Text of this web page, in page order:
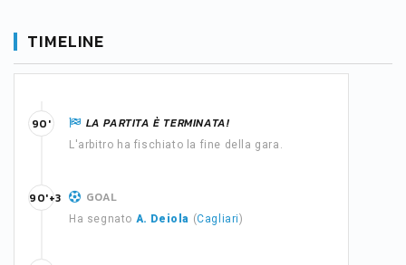
TIMELINE
LA PARTITA È TERMINATA!
L'arbitro ha fischiato la fine della gara.
90'
GOAL
Ha segnato A. Deiola (Cagliari)
90'+3